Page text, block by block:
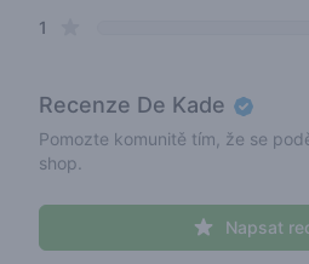
1
Recenze De Kade
Pomozte komunitě tím, že se
shop.
Napsat